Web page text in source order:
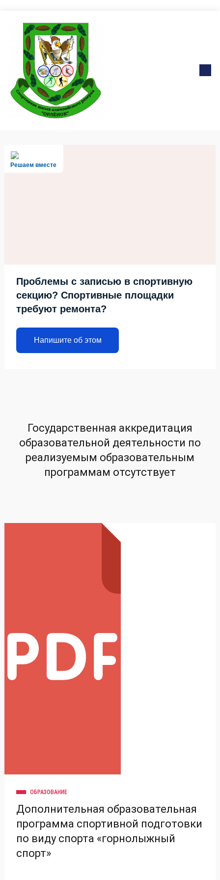
Решаем вместе
Проблемы с записью в спортивную
секцию? Спортивные площадки
требуют ремонта?
Напишите об этом
Государственная аккредитация
образовательной деятельности по
реализуемым образовательным
программам отсутствует
ОБРАЗОВАНИЕ
Дополнительная образовательная
программа спортивной подготовки
по виду спорта «горнолыжный
спорт»